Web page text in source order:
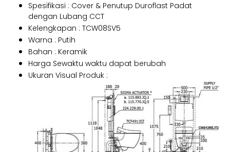
Spesifikasi : Cover & Penutup Duroflast Padat
dengan Lubang CCT
Kelengkapan : TCW08SV5
Warna : Putih
Bahan : Keramik
Harga Sewaktu waktu dapat berubah
Ukuran Visual Produk :